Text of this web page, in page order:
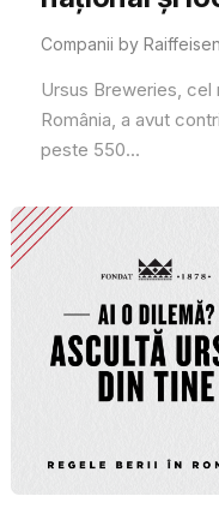
Companii by
Ursus Breweries, cel
România, a avut
peste 550...